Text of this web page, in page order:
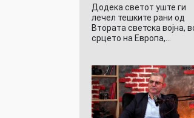
Додека светот уште ги
лечел тешките рани од
Втората светска војна,
срцето на Европа,…